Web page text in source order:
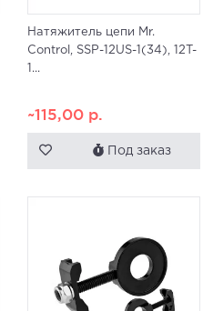
Натяжитель цепи Mr.
Control, SSP-12US-1(34), 12T-
1...
~115,00 р.
Под заказ